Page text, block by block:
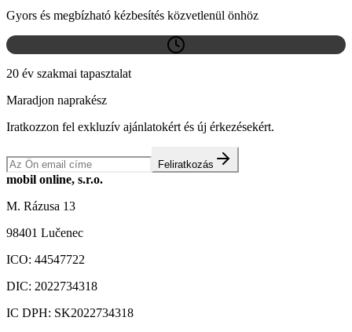
Gyors és megbízható kézbesítés közvetlenül önhöz
20 év szakmai tapasztalat
Maradjon naprakész
Iratkozzon fel exkluzív ajánlatokért és új érkezésekért.
Feliratkozás
mobil online, s.r.o.
M. Rázusa 13
98401 Lučenec
ICO: 44547722
DIC: 2022734318
IC DPH: SK2022734318